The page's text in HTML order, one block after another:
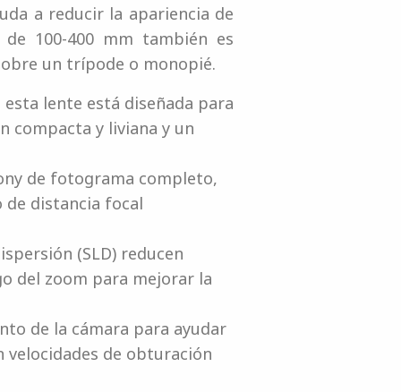
a reducir la apariencia de
100-400 mm también es
un trípode o monopié.
lente está diseñada para
compacta y liviana y un
de fotograma completo,
de distancia focal
(SLD) reducen
del zoom para mejorar la
de la cámara para ayudar
velocidades de obturación